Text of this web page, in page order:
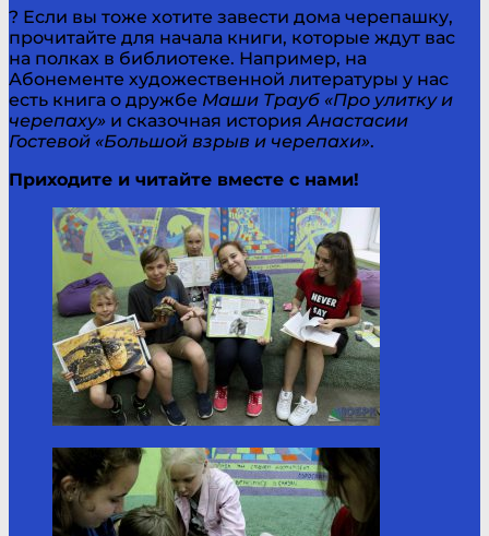
? Если вы тоже хотите завести дома черепашку,
прочитайте для начала книги, которые ждут вас
на полках в библиотеке. Например, на
Абонементе художественной литературы у нас
есть книга о дружбе Маши Трауб «Про улитку и
черепаху» и сказочная историяАнастасии
Гостевой «Большой взрыв и черепахи».
Приходите и читайте вместе с нами!